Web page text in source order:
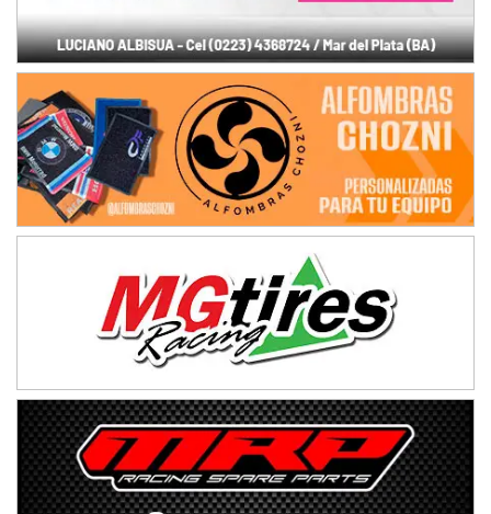
NORESTE SANTAFESINO - F6
Avellaneda (Santa Fe)
SUR SANTAFESINO - F4
José Samuel Sánchez (Tierra)
Rufino (Santa Fe)
TUCUMANO - F5